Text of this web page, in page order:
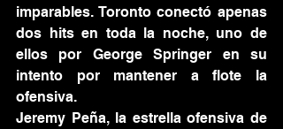
imparables. Toronto conectó apenas
dos hits en toda la noche, uno de
ellos por George Springer en su
intento por mantener a flote la
ofensiva.
Jeremy Peña, la estrella ofensiva de